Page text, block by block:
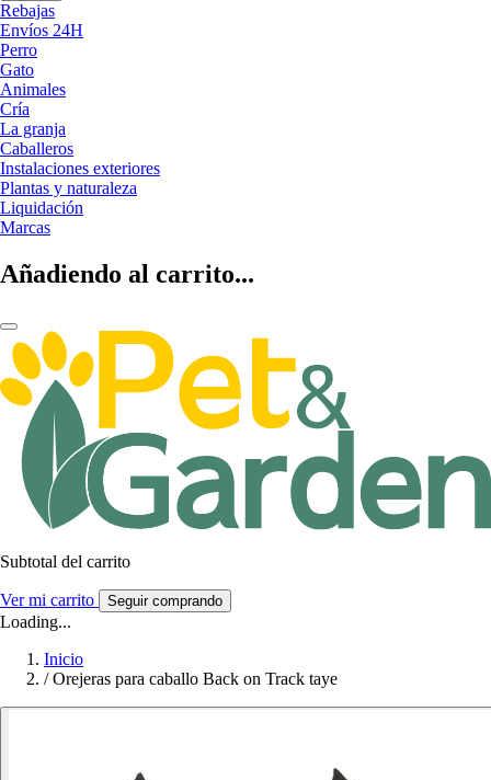
Rebajas
Envíos 24H
Perro
Gato
Animales
Cría
La granja
Caballeros
Instalaciones exteriores
Plantas y naturaleza
Liquidación
Marcas
Añadiendo al carrito...
Subtotal del carrito
Ver mi carrito Seguir comprando
Loading...
Inicio
/ Orejeras para caballo Back on Track taye